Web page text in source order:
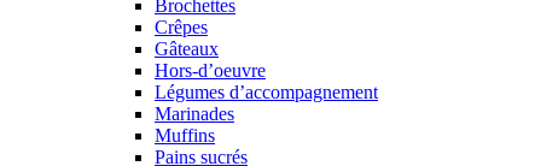
Brochettes
Crêpes
Gâteaux
Hors-d’oeuvre
Légumes d’accompagnement
Marinades
Muffins
Pains sucrés